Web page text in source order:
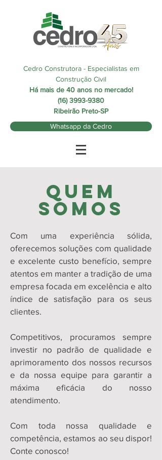
Cedro Construtora - Especialistas em
Construção Civil
Há mais de 40 anos no mercado!
(16) 3993-9380
Ribeirão Preto-SP
Whatsapp da Cedro
QUEM
SOMOS
Com uma experiência sólida,
oferecemos soluções com qualidade
e excelente custo benefício, sempre
atentos em manter a tradição de uma
empresa focada em excelência e alto
índice de satisfação para os seus
clientes.
Competitivos, procuramos sempre
investir no padrão de qualidade e
aprimoramento dos nossos recursos
e da nossa equipe para garantir a
máxima eficácia do nosso
atendimento.
Com toda nossa qualidade e
competência, estamos ao seu dispor!
Conte conosco!